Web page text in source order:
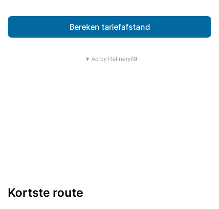
Bereken tariefafstand
▼ Ad by Refinery89
Kortste route